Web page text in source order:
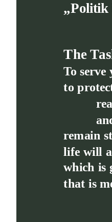
„Politik
The
To serve
to
remain
life will
which is
that is